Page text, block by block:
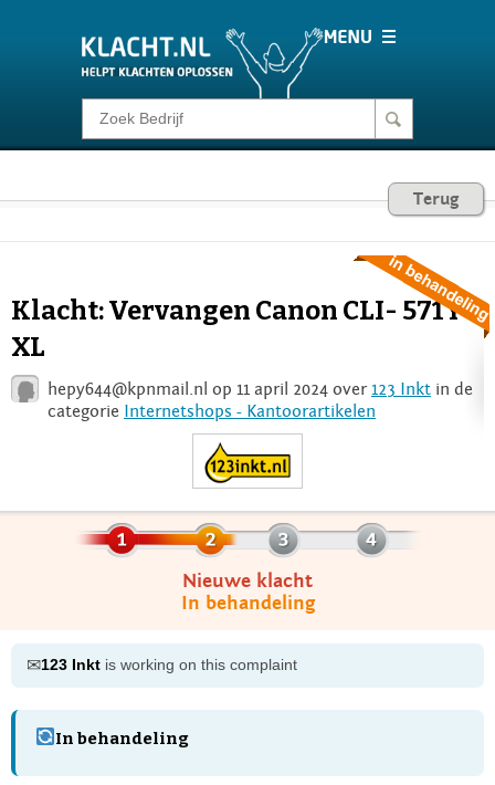
Klacht melden
Consumentenrecht
Login
Terug
Klacht: Vervangen Canon CLI- 571Y
XL
hepy644@kpnmail.nl op 11 april 2024 over 123 Inkt in de
categorie Internetshops - Kantoorartikelen
Nieuwe klacht
In behandeling
✉123 Inkt is working on this complaint
In behandeling